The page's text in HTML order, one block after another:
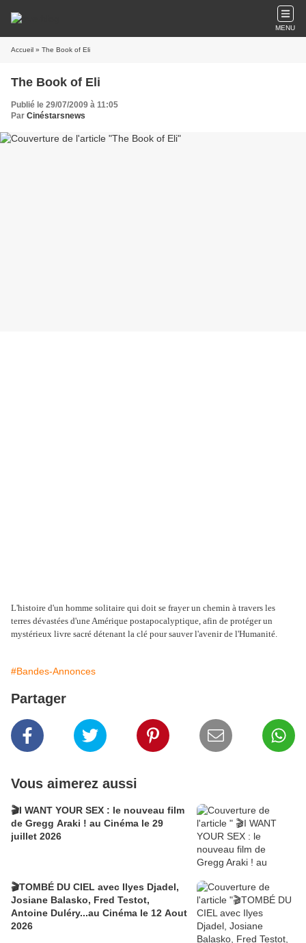
MENU
Accueil » The Book of Eli
The Book of Eli
Publié le 29/07/2009 à 11:05
Par Cinéstarsnews
L'histoire d'un homme solitaire qui doit se frayer un chemin à travers les
terres dévastées d'une Amérique postapocalyptique, afin de protéger un
mystérieux livre sacré détenant la clé pour sauver l'avenir de l'Humanité.
#Bandes-Annonces
Partager
Vous aimerez aussi
🎬I WANT YOUR SEX : le nouveau film
de Gregg Araki ! au Cinéma le 29
juillet 2026
🎬TOMBÉ DU CIEL avec Ilyes Djadel,
Josiane Balasko, Fred Testot,
Antoine Duléry...au Cinéma le 12 Aout
2026